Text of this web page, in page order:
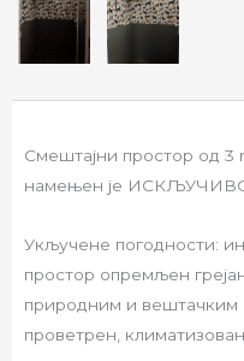
Смештајни простор од 3
намењен је ИСКЉУЧИВО
Укључене погодности:
простор опремљен
природним и
проветрен,